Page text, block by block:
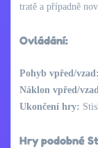
tratě a případně
Ovládání:
Pohyb vpřed/vzad:
Náklon vpřed/
Ukončení hry:
Hry podobné